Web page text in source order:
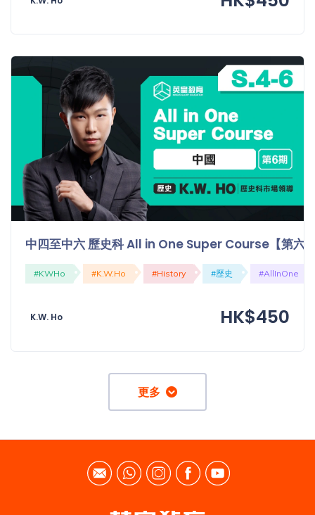
中四至中六 歷史科 All in One Super Course【第六
#KWHo #K.W.Ho #History #歷史 #AllInOne
K.W. Ho HK$450
更多